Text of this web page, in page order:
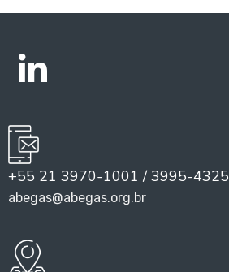
+55 21 3970-1001 / 3995-4325
abegas@abegas.org.br